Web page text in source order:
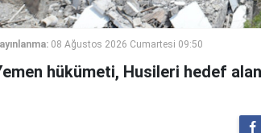
08 Ağustos 2026 Cumartesi 09:50
hükümeti, Husileri hedef